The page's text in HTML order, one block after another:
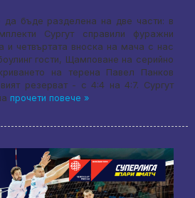
бъде разделена на две части: в
Сургут справили фуражни
и четвъртата вноска на мача с нас
гости, Щамповане на серийно
на терена Павел Панков
резерват - с 4:4 на 4:7. Сургут
прочети повече »